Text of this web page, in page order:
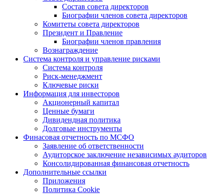
Состав совета директоров
Биографии членов совета директоров
Комитеты совета директоров
Президент и Правление
Биографии членов правления
Вознаграждение
Система контроля и управление рисками
Система контроля
Риск-менеджмент
Ключевые риски
Информация для инвесторов
Акционерный капитал
Ценные бумаги
Дивидендная политика
Долговые инструменты
Финасовая отчетность по МСФО
Заявление об ответственности
Аудиторское заключение независимых аудиторов
Консолидированная финансовая отчетность
Дополнительные ссылки
Приложения
Политика Cookie